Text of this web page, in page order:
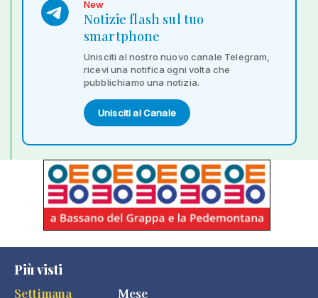
New
Notizie flash sul tuo
smartphone
Unisciti al nostro nuovo canale Telegram,
ricevi una notifica ogni volta che
pubblichiamo una notizia.
Unisciti al Canale
Più visti
Settimana
Mese